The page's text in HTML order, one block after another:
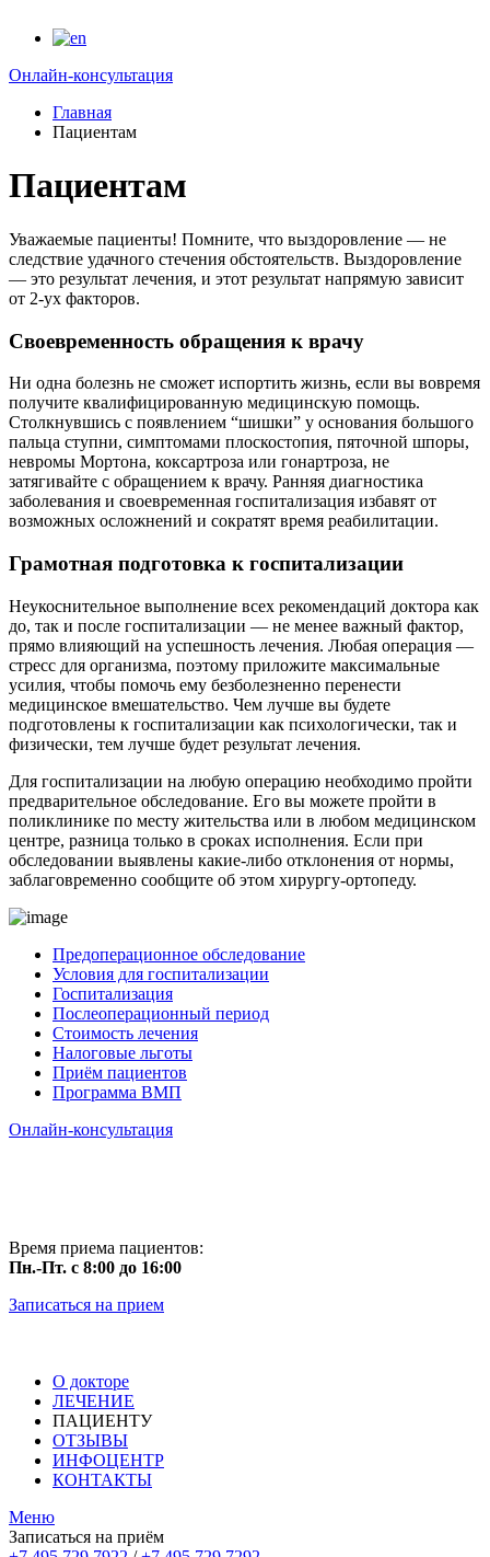
Онлайн-консультация
Главная
Пациентам
Пациентам
Уважаемые пациенты! Помните, что выздоровление — не
следствие удачного стечения обстоятельств. Выздоровление
— это результат лечения, и этот результат напрямую зависит
от 2-ух факторов.
Своевременность обращения к врачу
Ни одна болезнь не сможет испортить жизнь, если вы вовремя
получите квалифицированную медицинскую помощь.
Столкнувшись с появлением “шишки” у основания большого
пальца ступни, симптомами плоскостопия, пяточной шпоры,
невромы Мортона, коксартроза или гонартроза, не
затягивайте с обращением к врачу. Ранняя диагностика
заболевания и своевременная госпитализация избавят от
возможных осложнений и сократят время реабилитации.
Грамотная подготовка к госпитализации
Неукоснительное выполнение всех рекомендаций доктора как
до, так и после госпитализации — не менее важный фактор,
прямо влияющий на успешность лечения. Любая операция —
стресс для организма, поэтому приложите максимальные
усилия, чтобы помочь ему безболезненно перенести
медицинское вмешательство. Чем лучше вы будете
подготовлены к госпитализации как психологически, так и
физически, тем лучше будет результат лечения.
Для госпитализации на любую операцию необходимо пройти
предварительное обследование. Его вы можете пройти в
поликлинике по месту жительства или в любом медицинском
центре, разница только в сроках исполнения. Если при
обследовании выявлены какие-либо отклонения от нормы,
заблаговременно сообщите об этом хирургу-ортопеду.
Предоперационное обследование
Условия для госпитализации
Госпитализация
Послеоперационный период
Стоимость лечения
Налоговые льготы
Приём пациентов
Программа ВМП
Онлайн-консультация
Время приема пациентов:
Пн.-Пт. с 8:00 до 16:00
Записаться на прием
О докторе
ЛЕЧЕНИЕ
ПАЦИЕНТУ
ОТЗЫВЫ
ИНФОЦЕНТР
КОНТАКТЫ
Меню
Записаться на приём